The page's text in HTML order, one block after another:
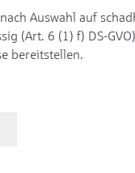
Auswahl auf
(Art. 6 (1) f) DS-
bereitstellen.